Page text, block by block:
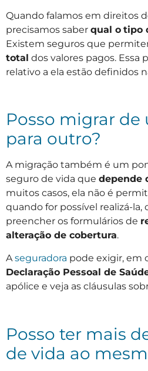
Quando falamos em direitos
precisamos saber qual o tipo
Existem seguros que
total dos valores pagos. Essa
relativo a ela estão definidos
Posso migrar
para outro?
A migração também é um
seguro de vida que depende
muitos casos, ela não é
quando for possível realizá-la,
preencher os formulários de
alteração de cobertura.
A seguradora pode exigir, em
Declaração Pessoal de
apólice e veja as cláusulas
Posso ter mais
de vida ao